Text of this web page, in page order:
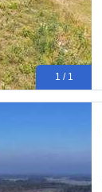
1 / 1